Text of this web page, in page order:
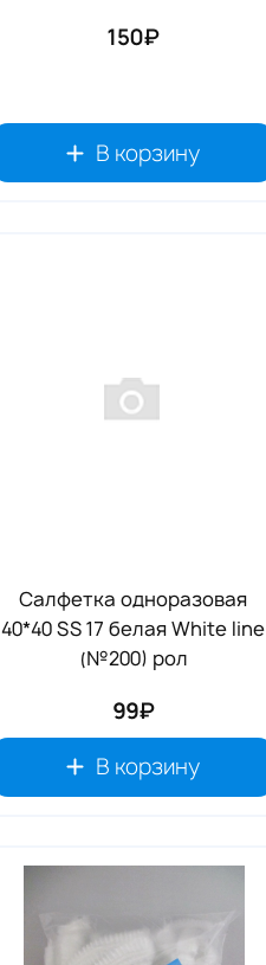
150₽
В корзину
Салфетка одноразовая
40*40 SS 17 белая White line
(№200) рол
99₽
В корзину